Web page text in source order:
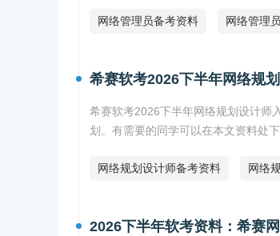
网络管理员备考资料 网络管理员
希赛软考2026下半年网络规
希赛软考2026下半年网络规划设计师
划。有需要的同学可以在本文资料处
网络规划设计师备考资料 网络
2026下半年软考资料：希赛